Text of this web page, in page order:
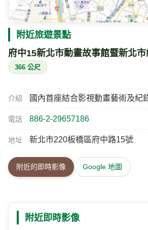
附近旅遊景點
府中15新北市動畫故事館暨新北
366 公尺
介紹 國內首座結合影視動畫藝術及紀
電話 886-2-29657186
地址 新北市220板橋區府中路15號
附近的即時影像 Google 地圖
附近即時影像